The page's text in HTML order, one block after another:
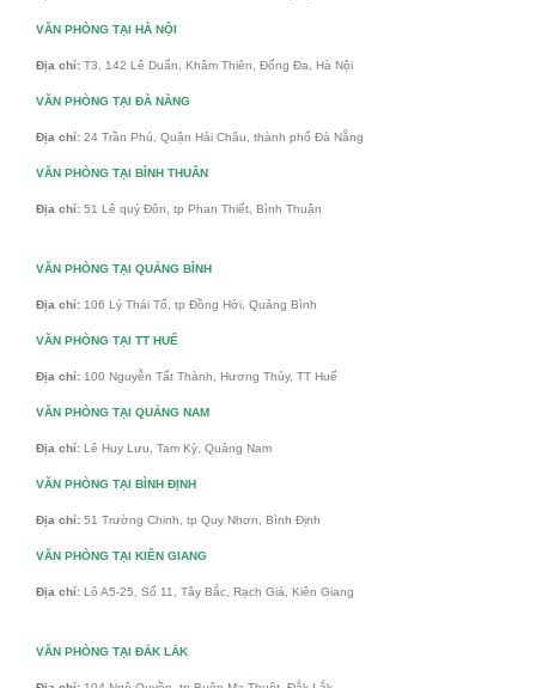
VĂN PHÒNG TẠI HÀ NỘI
Địa chỉ: T3, 142 Lê Duẩn, Khâm Thiên, Đống Đa, Hà Nội
VĂN PHÒNG TẠI ĐÀ NẴNG
Địa chỉ: 24 Trần Phú, Quận Hải Châu, thành phố Đà Nẵng
VĂN PHÒNG TẠI BÌNH THUÂN
Địa chỉ: 51 Lê quý Đôn, tp Phan Thiết, Bình Thuận
VĂN PHÒNG TẠI QUẢNG BÌNH
Địa chỉ: 106 Lý Thái Tổ, tp Đồng Hới, Quảng Bình
VĂN PHÒNG TẠI TT HUẾ
Địa chỉ: 100 Nguyễn Tất Thành, Hương Thủy, TT Huế
VĂN PHÒNG TẠI QUẢNG NAM
Địa chỉ: Lê Huy Lưu, Tam Kỳ, Quảng Nam
VĂN PHÒNG TẠI BÌNH ĐỊNH
Địa chỉ: 51 Trường Chinh, tp Quy Nhơn, Bình Định
VĂN PHÒNG TẠI KIÊN GIANG
Địa chỉ: Lô A5-25, Số 11, Tây Bắc, Rạch Giá, Kiên Giang
VĂN PHÒNG TẠI ĐẮK LẮK